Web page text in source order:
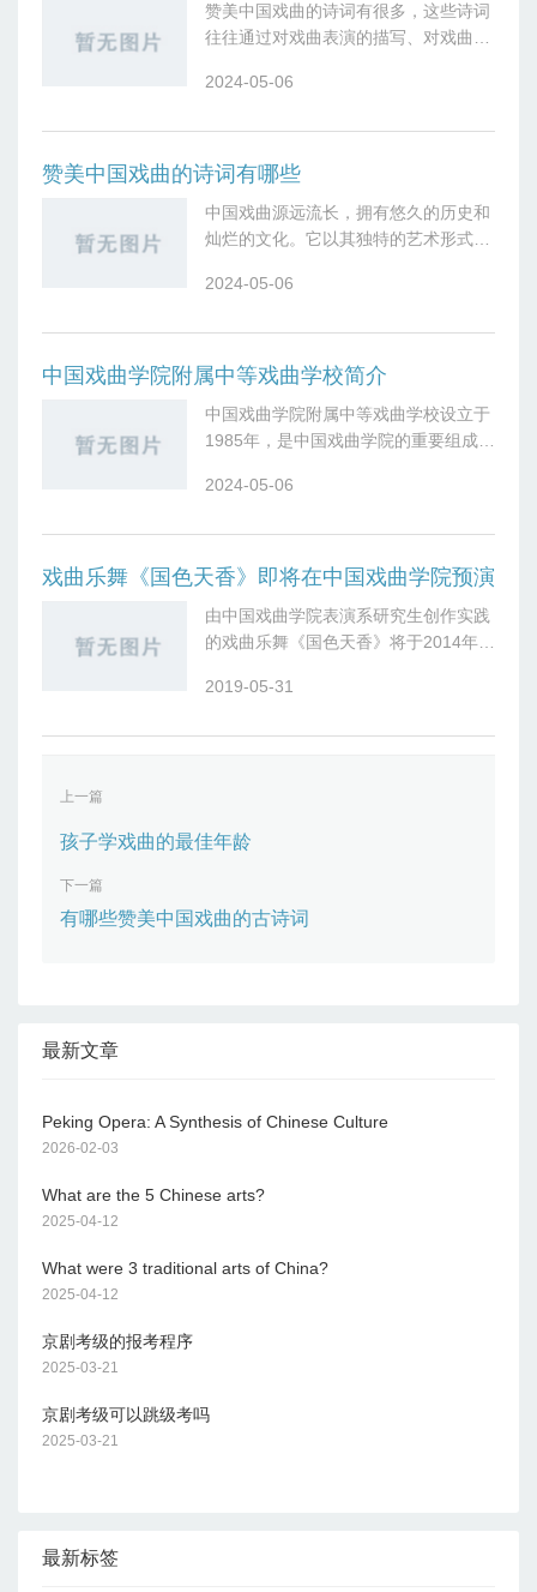
赞美中国戏曲的诗词有很多，这些诗词
往往通过对戏曲表演的描写、对戏曲艺
敬意。以下是一些经典的赞美中国戏曲
2024-05-06
赞美中国戏曲的诗词有哪些
中国戏曲源远流长，拥有悠久的历史和
灿烂的文化。它以其独特的艺术形式，
貌，受到广大人民群众的喜爱。历代文
2024-05-06
中国戏曲学院附属中等戏曲学校简介
中国戏曲学院附属中等戏曲学校设立于
1985年，是中国戏曲学院的重要组成部
年来，学校秉承“德艺双馨，继往开
2024-05-06
戏曲乐舞《国色天香》即将在中国戏曲学院预演
由中国戏曲学院表演系研究生创作实践
的戏曲乐舞《国色天香》将于2014年5
演。 一场穿越时空、立象尽意的美人
2019-05-31
上一篇
孩子学戏曲的最佳年龄
下一篇
有哪些赞美中国戏曲的古诗词
最新文章
Peking Opera: A Synthesis of Chinese Culture
2026-02-03
What are the 5 Chinese arts?
2025-04-12
What were 3 traditional arts of China?
2025-04-12
京剧考级的报考程序
2025-03-21
京剧考级可以跳级考吗
2025-03-21
最新标签